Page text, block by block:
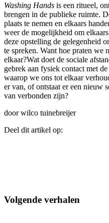
Washing Hands is een ritueel,
brengen in de publieke ruimte.
plaats te nemen en elkaars
weer de mogelijkheid om
deze opstelling de gelegenheid
te spreken. Want hoe praten we
elkaar?Wat doet de sociale
gebrek aan fysiek contact met
waarop we ons tot elkaar
er van, of ontstaat er een nieuw
van verbonden zijn?
door wilco tuinebreijer
Deel dit artikel op:
Volgende verhalen